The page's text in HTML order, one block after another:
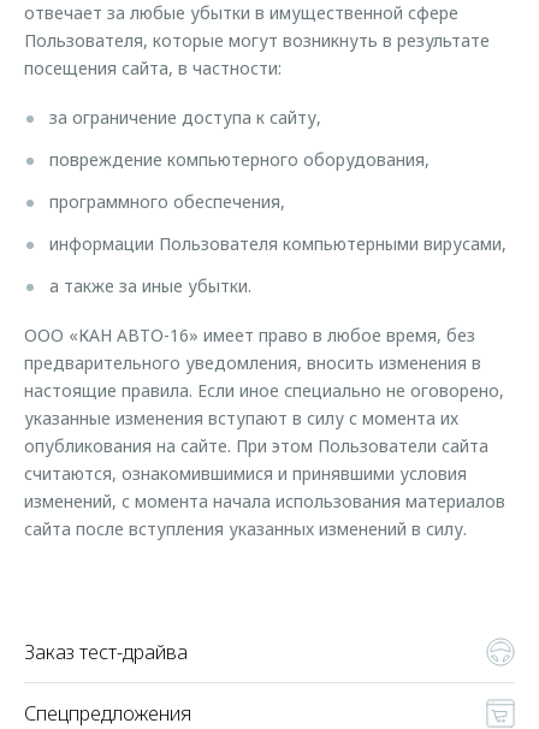
отвечает за любые убытки в имущественной сфере
Пользователя, которые могут возникнуть в результате
посещения сайта, в частности:
за ограничение доступа к сайту,
повреждение компьютерного оборудования,
программного обеспечения,
информации Пользователя компьютерными вирусами,
а также за иные убытки.
ООО «КАН АВТО-16» имеет право в любое время, без
предварительного уведомления, вносить изменения в
настоящие правила. Если иное специально не оговорено,
указанные изменения вступают в силу с момента их
опубликования на сайте. При этом Пользователи сайта
считаются, ознакомившимися и принявшими условия
изменений, с момента начала использования материалов
сайта после вступления указанных изменений в силу.
Заказ тест-драйва
Спецпредложения